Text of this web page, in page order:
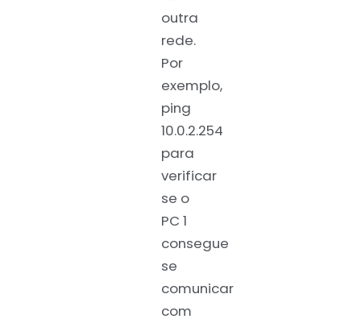
outra
rede.
Por
exemplo,
ping
10.0.2.254
para
verificar
se o
PC 1
consegue
se
comunicar
com